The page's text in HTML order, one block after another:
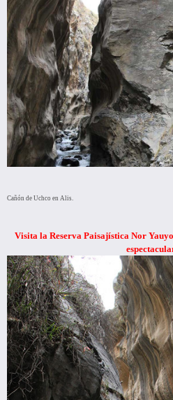
Cañón de Uchco en Alis.
Visita la Reserva Paisajística Nor